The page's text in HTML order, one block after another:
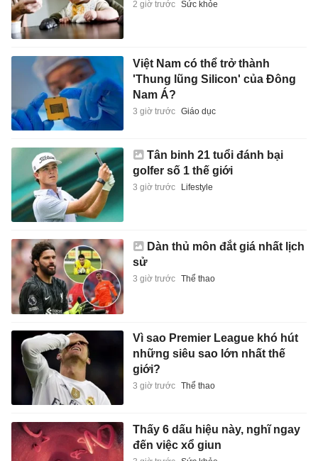
2 giờ trước Sức khỏe
Việt Nam có thể trở thành
'Thung lũng Silicon' của Đông
Nam Á?
3 giờ trước Giáo dục
Tân binh 21 tuổi đánh bại
golfer số 1 thế giới
3 giờ trước Lifestyle
Dàn thủ môn đắt giá nhất lịch
sử
3 giờ trước Thể thao
Vì sao Premier League khó hút
những siêu sao lớn nhất thế
giới?
3 giờ trước Thể thao
Thấy 6 dấu hiệu này, nghĩ ngay
đến việc xổ giun